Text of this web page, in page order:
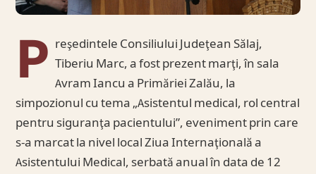
P reşedintele Consiliului Judeţean Sălaj,
Tiberiu Marc, a fost prezent marţi, în sala
Avram Iancu a Primăriei Zalău, la
simpozionul cu tema „Asistentul medical, rol central
pentru siguranţa pacientului”, eveniment prin care
s-a marcat la nivel local Ziua Internaţională a
Asistentului Medical, serbată anual în data de 12